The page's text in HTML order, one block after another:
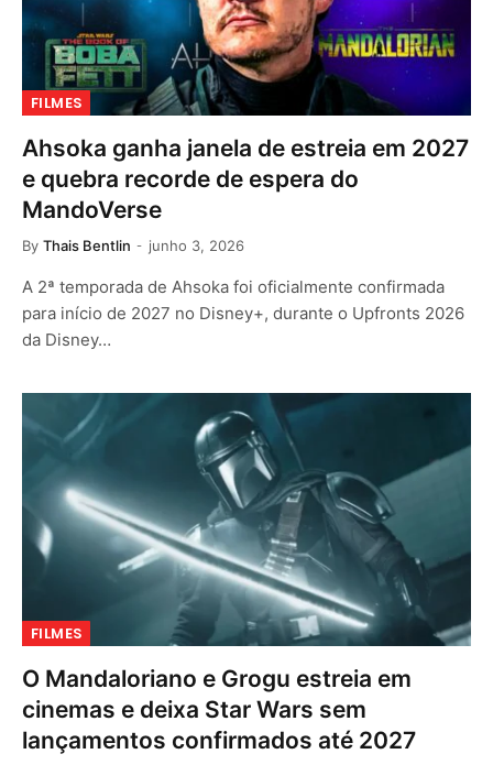
FILMES
Ahsoka ganha janela de estreia em 2027
e quebra recorde de espera do
MandoVerse
By Thais Bentlin junho 3, 2026
A 2ª temporada de Ahsoka foi oficialmente confirmada
para início de 2027 no Disney+, durante o Upfronts 2026
da Disney…
FILMES
O Mandaloriano e Grogu estreia em
cinemas e deixa Star Wars sem
lançamentos confirmados até 2027